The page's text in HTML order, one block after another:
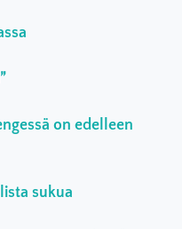
on edelleen
sukua